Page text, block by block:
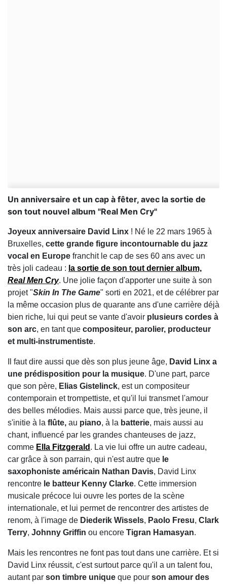
Un anniversaire et un cap à fêter, avec la sortie de
son tout nouvel album "Real Men Cry"
Joyeux anniversaire David Linx ! Né le 22 mars 1965 à
Bruxelles, cette grande figure incontournable du jazz
vocal en Europe franchit le cap de ses 60 ans avec un
très joli cadeau : la sortie de son tout dernier album,
Real Men Cry. Une jolie façon d'apporter une suite à son
projet "Skin In The Game" sorti en 2021, et de célébrer par
la même occasion plus de quarante ans d'une carrière déjà
bien riche, lui qui peut se vante d'avoir plusieurs cordes à
son arc, en tant que compositeur, parolier, producteur
et multi-instrumentiste.
Il faut dire aussi que dès son plus jeune âge, David Linx a
une prédisposition pour la musique. D'une part, parce
que son père, Elias Gistelinck, est un compositeur
contemporain et trompettiste, et qu'il lui transmet l'amour
des belles mélodies. Mais aussi parce que, très jeune, il
s'initie à la flûte, au piano, à la batterie, mais aussi au
chant, influencé par les grandes chanteuses de jazz,
comme Ella Fitzgerald . La vie lui offre un autre cadeau,
car grâce à son parrain, qui n'est autre que le
saxophoniste américain Nathan Davis, David Linx
rencontre le batteur Kenny Clarke. Cette immersion
musicale précoce lui ouvre les portes de la scène
internationale, et lui permet de rencontrer des artistes de
renom, à l'image de Diederik Wissels, Paolo Fresu, Clark
Terry, Johnny Griffin ou encore Tigran Hamasyan.
Mais les rencontres ne font pas tout dans une carrière. Et si
David Linx réussit, c'est surtout parce qu'il a un talent fou,
autant par son timbre unique que pour son amour des